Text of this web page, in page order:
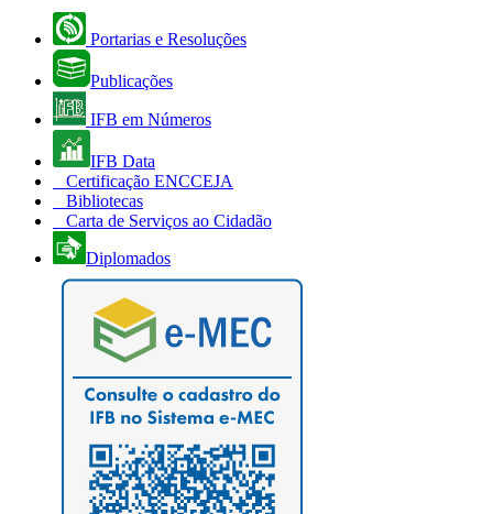
Portarias e Resoluções
Publicações
IFB em Números
IFB Data
Certificação ENCCEJA
Bibliotecas
Carta de Serviços ao Cidadão
Diplomados